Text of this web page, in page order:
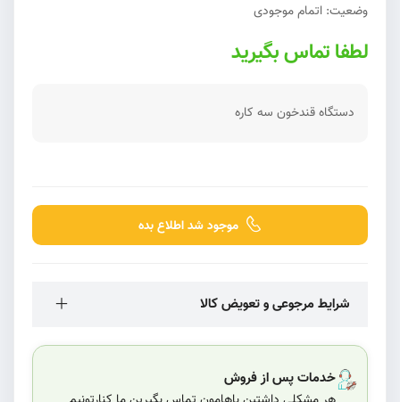
وضعیت: اتمام موجودی
لطفا تماس بگیرید
دستگاه قندخون سه کاره
موجود شد اطلاع بده
شرایط مرجوعی و تعویض کالا
خدمات پس از فروش